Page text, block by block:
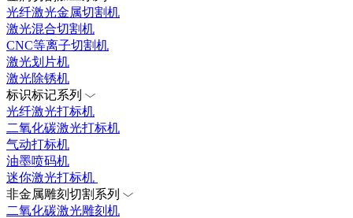
光纤激光金属切割机
激光混合切割机
CNC等离子切割机
激光划片机
激光除锈机
标识标记系列
光纤激光打标机
二氧化碳激光打标机
气动打标机
油墨喷码机
迷你激光打标机
非金属雕刻切割系列
二氧化碳激光雕刻机